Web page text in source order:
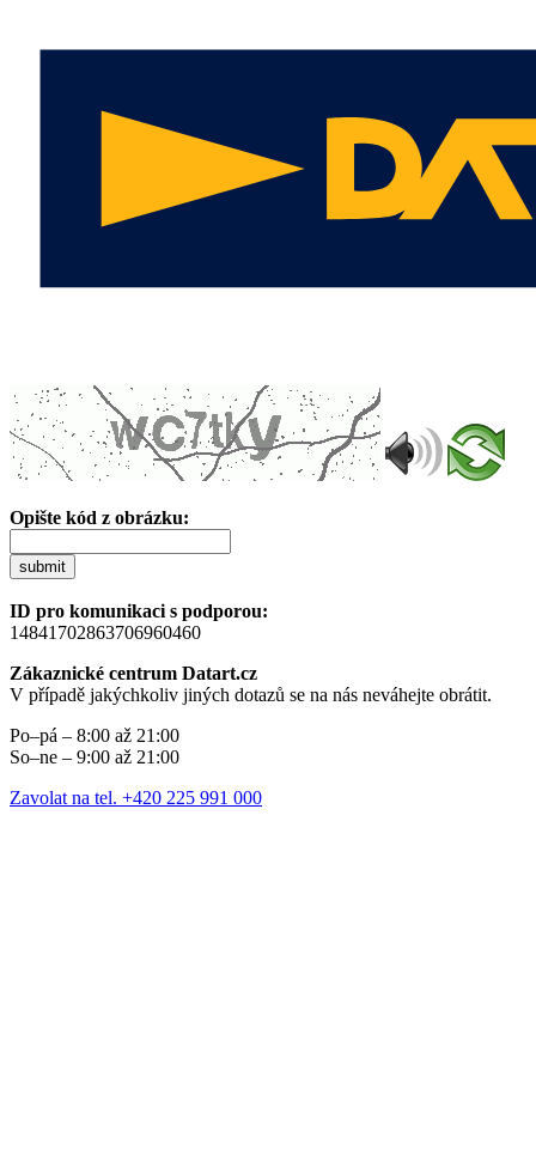
Opište kód z obrázku:
submit
ID pro komunikaci s podporou:
14841702863706960460
Zákaznické centrum Datart.cz
V případě jakýchkoliv jiných dotazů se na nás neváhejte obrátit.
Po–pá – 8:00 až 21:00
So–ne – 9:00 až 21:00
Zavolat na tel. +420 225 991 000